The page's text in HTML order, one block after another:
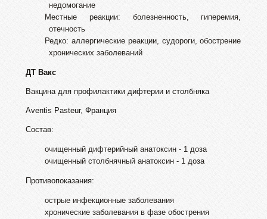
недомогание
Местные реакции: болезненность, гиперемия,
отечность
Редко: аллергические реакции, судороги, обострение
хронических заболеваний
ДТ Вакс
Вакцина для профилактики дифтерии и столбняка
Aventis Pasteur, Франция
Состав:
очищенный дифтерийный анатоксин - 1 доза
очищенный столбнячный анатоксин - 1 доза
Противопоказания:
острые инфекционные заболевания
хронические заболевания в фазе обострения